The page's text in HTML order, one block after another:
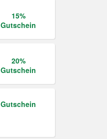
15%
Gutschein
20%
Gutschein
Gutschein